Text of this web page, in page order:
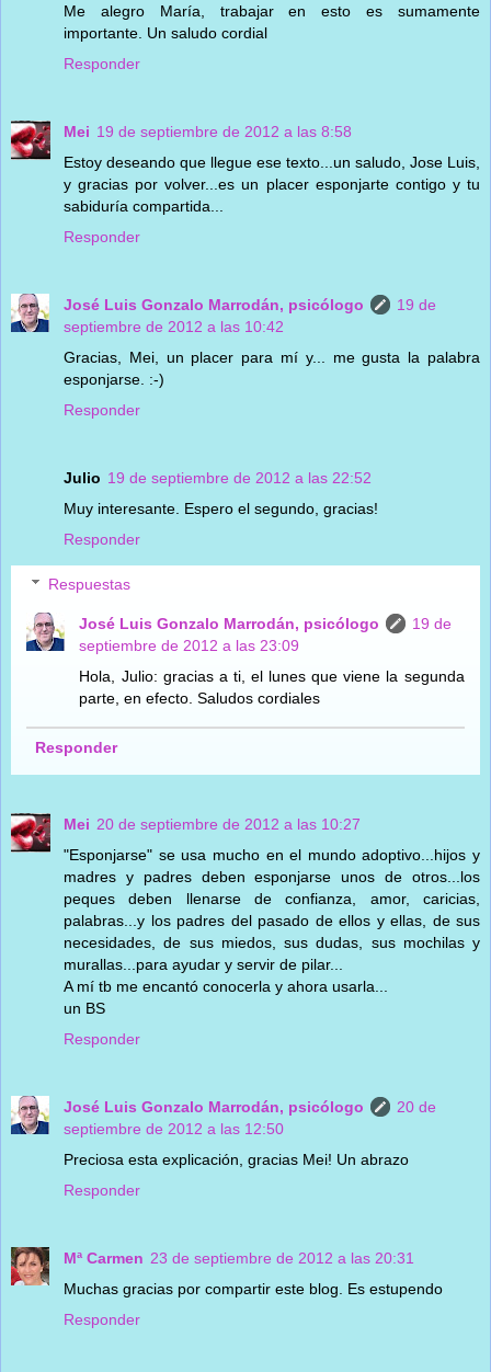
Me alegro María, trabajar en esto es sumamente
importante. Un saludo cordial
Responder
Mei 19 de septiembre de 2012 a las 8:58
Estoy deseando que llegue ese texto...un saludo, Jose Luis,
y gracias por volver...es un placer esponjarte contigo y tu
sabiduría compartida...
Responder
José Luis Gonzalo Marrodán, psicólogo
19 de
septiembre de 2012 a las 10:42
Gracias, Mei, un placer para mí y... me gusta la palabra
esponjarse. :-)
Responder
Julio 19 de septiembre de 2012 a las 22:52
Muy interesante. Espero el segundo, gracias!
Responder
Respuestas
José Luis Gonzalo Marrodán, psicólogo
19 de
septiembre de 2012 a las 23:09
Hola, Julio: gracias a ti, el lunes que viene la segunda
parte, en efecto. Saludos cordiales
Responder
Mei 20 de septiembre de 2012 a las 10:27
"Esponjarse" se usa mucho en el mundo adoptivo...hijos y
madres y padres deben esponjarse unos de otros...los
peques deben llenarse de confianza, amor, caricias,
palabras...y los padres del pasado de ellos y ellas, de sus
necesidades, de sus miedos, sus dudas, sus mochilas y
murallas...para ayudar y servir de pilar...
A mí tb me encantó conocerla y ahora usarla...
un BS
Responder
José Luis Gonzalo Marrodán, psicólogo
20 de
septiembre de 2012 a las 12:50
Preciosa esta explicación, gracias Mei! Un abrazo
Responder
Mª Carmen 23 de septiembre de 2012 a las 20:31
Muchas gracias por compartir este blog. Es estupendo
Responder